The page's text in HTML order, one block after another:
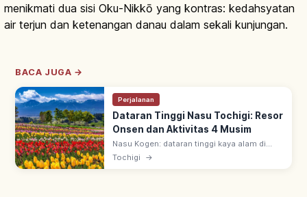
menikmati dua sisi Oku-Nikkō yang kontras: kedahsyatan
air terjun dan ketenangan danau dalam sekali kunjungan.
BACA JUGA →
Perjalanan
Dataran Tinggi Nasu Tochigi: Resor
Onsen dan Aktivitas 4 Musim
Nasu Kogen: dataran tinggi kaya alam di
Tochigi utara. Akses mudah dari Tokyo,
dengan onsen, peternakan, seni, kuliner, dan
Tochigi →